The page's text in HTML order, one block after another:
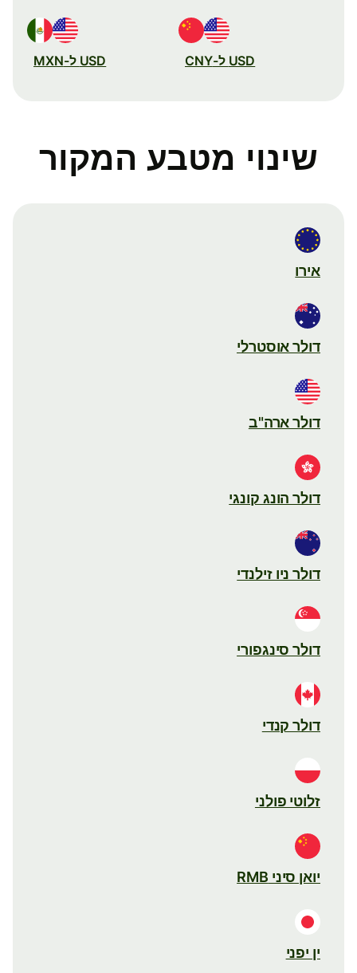
USD ל-CNY USD ל-MXN
שינוי מטבע המקור
אירו
דולר אוסטרלי
דולר ארה"ב
דולר הונג קונגי
דולר ניו זילנדי
דולר סינגפורי
דולר קנדי
זלוטי פולני
יואן סיני RMB
ין יפני